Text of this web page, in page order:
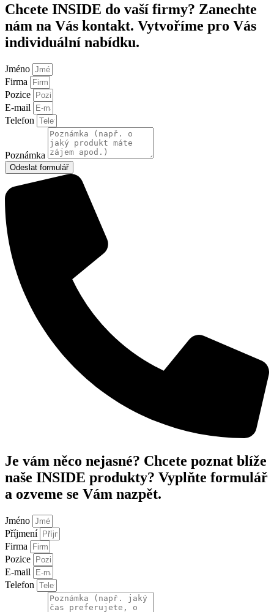
Chcete INSIDE do vaší firmy? Zanechte
nám na Vás kontakt. Vytvoříme pro Vás
individuální nabídku.
Jméno
Firma
Pozice
E-mail
Telefon
Poznámka
Odeslat formulář
Je vám něco nejasné? Chcete poznat blíže
naše INSIDE produkty? Vyplňte formulář
a ozveme se Vám nazpět.
Jméno
Příjmení
Firma
Pozice
E-mail
Telefon